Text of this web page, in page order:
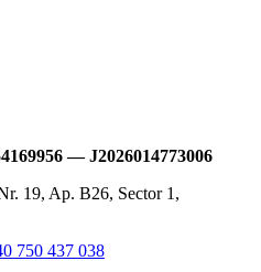
— J2026014773006
19, Ap. B26, Sector 1,
750 437 038